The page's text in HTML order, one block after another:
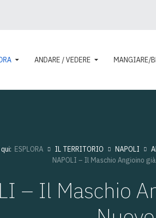
ANDARE / VEDERE MANGIARE/
ESPLORA IL TERRITORIO NAPOLI
NAPOLI – Il Maschio Angioino
– Il Maschio